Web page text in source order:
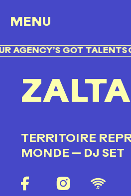
MENU
GOT TALENTSOUR
TERRITOIRE
MONDE — DJ SET